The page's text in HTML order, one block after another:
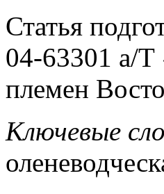
Статья
04-63301 а/Т
племен
Ключевые